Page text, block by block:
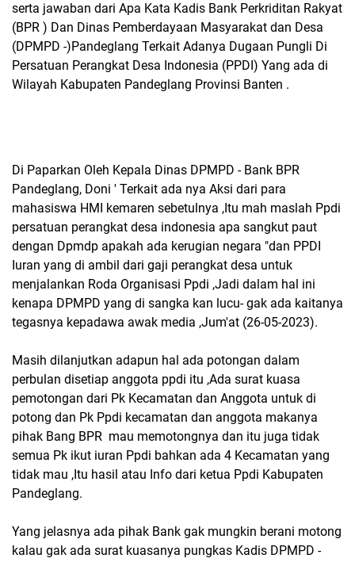
serta jawaban dari Apa Kata Kadis Bank Perkriditan Rakyat
(BPR ) Dan Dinas Pemberdayaan Masyarakat dan Desa
(DPMPD -)Pandeglang Terkait Adanya Dugaan Pungli Di
Persatuan Perangkat Desa Indonesia (PPDI) Yang ada di
Wilayah Kabupaten Pandeglang Provinsi Banten .
Di Paparkan Oleh Kepala Dinas DPMPD - Bank BPR
Pandeglang, Doni ' Terkait ada nya Aksi dari para
mahasiswa HMI kemaren sebetulnya ,Itu mah maslah Ppdi
persatuan perangkat desa indonesia apa sangkut paut
dengan Dpmdp apakah ada kerugian negara "dan PPDI
Iuran yang di ambil dari gaji perangkat desa untuk
menjalankan Roda Organisasi Ppdi ,Jadi dalam hal ini
kenapa DPMPD yang di sangka kan lucu- gak ada kaitanya
tegasnya kepadawa awak media ,Jum'at (26-05-2023).
Masih dilanjutkan adapun hal ada potongan dalam
perbulan disetiap anggota ppdi itu ,Ada surat kuasa
pemotongan dari Pk Kecamatan dan Anggota untuk di
potong dan Pk Ppdi kecamatan dan anggota makanya
pihak Bang BPR mau memotongnya dan itu juga tidak
semua Pk ikut iuran Ppdi bahkan ada 4 Kecamatan yang
tidak mau ,Itu hasil atau Info dari ketua Ppdi Kabupaten
Pandeglang.
Yang jelasnya ada pihak Bank gak mungkin berani motong
kalau gak ada surat kuasanya pungkas Kadis DPMPD -